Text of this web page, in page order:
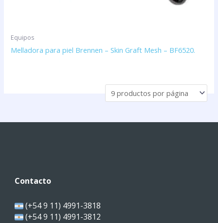
Equipos
Melladora para piel Brennen – Skin Graft Mesh – BF6520.
Contacto
(+54 9 11) 4991-3818
(+54 9 11) 4991-3812